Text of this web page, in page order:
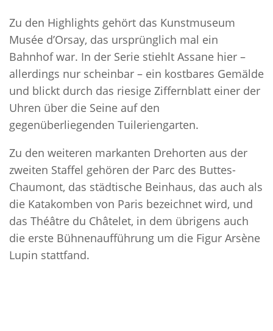
Zu den Highlights gehört das Kunstmuseum
Musée d’Orsay, das ursprünglich mal ein
Bahnhof war. In der Serie stiehlt Assane hier –
allerdings nur scheinbar – ein kostbares Gemälde
und blickt durch das riesige Ziffernblatt einer der
Uhren über die Seine auf den
gegenüberliegenden Tuileriengarten.
Zu den weiteren markanten Drehorten aus der
zweiten Staffel gehören der Parc des Buttes-
Chaumont, das städtische Beinhaus, das auch als
die Katakomben von Paris bezeichnet wird, und
das Théâtre du Châtelet, in dem übrigens auch
die erste Bühnenaufführung um die Figur Arsène
Lupin stattfand.